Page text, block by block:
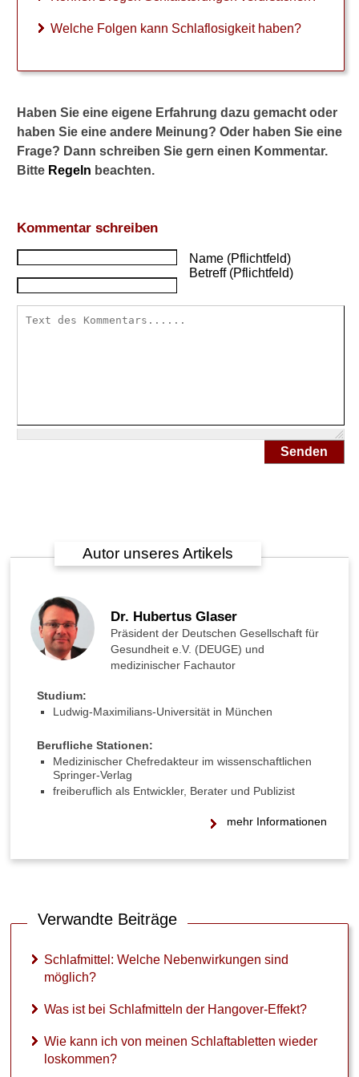
Welche Folgen kann Schlaflosigkeit haben?
Haben Sie eine eigene Erfahrung dazu gemacht oder
haben Sie eine andere Meinung? Oder haben Sie eine
Frage? Dann schreiben Sie gern einen Kommentar.
Bitte Regeln beachten.
Kommentar schreiben
Name (Pflichtfeld)
Betreff (Pflichtfeld)
Senden
Autor unseres Artikels
Dr. Hubertus Glaser
Präsident der Deutschen Gesellschaft für
Gesundheit e.V. (DEUGE) und
medizinischer Fachautor
Studium:
Ludwig-Maximilians-Universität in München
Berufliche Stationen:
Medizinischer Chefredakteur im wissenschaftlichen
Springer-Verlag
freiberuflich als Entwickler, Berater und Publizist
mehr Informationen
Verwandte Beiträge
Schlafmittel: Welche Nebenwirkungen sind
möglich?
Was ist bei Schlafmitteln der Hangover-Effekt?
Wie kann ich von meinen Schlaftabletten wieder
loskommen?